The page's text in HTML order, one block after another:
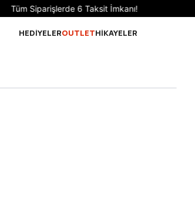
Sepette 10.000 ₺ ve üzeri Ücretsiz Kargo!
HEDİYELEROUTLETHİKAYELER